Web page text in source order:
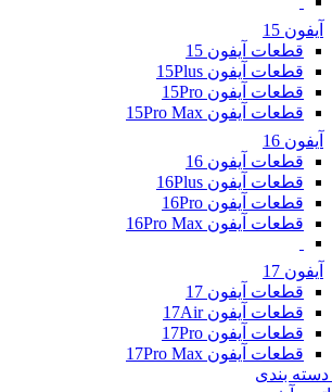
آیفون 15
قطعات آیفون 15
قطعات آیفون 15Plus
قطعات آیفون 15Pro
قطعات آیفون 15Pro Max
آیفون 16
قطعات آیفون 16
قطعات آیفون 16Plus
قطعات آیفون 16Pro
قطعات آیفون 16Pro Max
آیفون 17
قطعات آیفون 17
قطعات آیفون 17Air
قطعات آیفون 17Pro
قطعات آیفون 17Pro Max
دسته بندی